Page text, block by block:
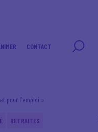
CONTACT
pour l'emploi »
RETRAITES